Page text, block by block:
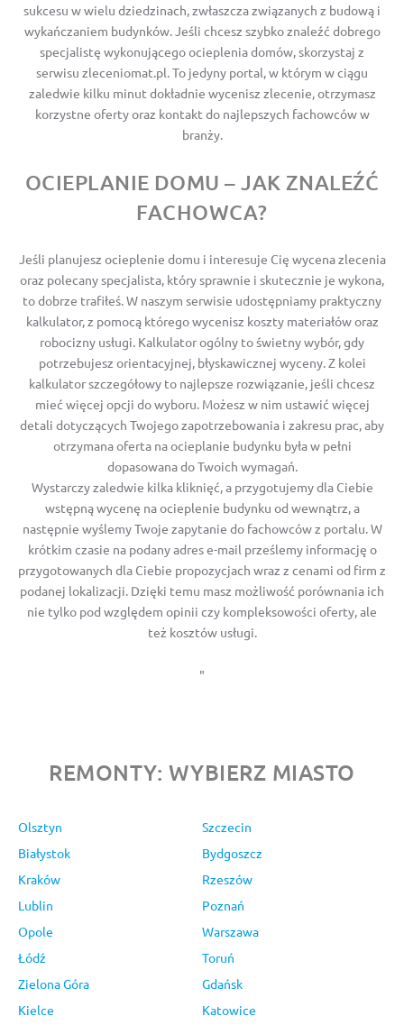
sukcesu w wielu dziedzinach, zwłaszcza związanych z budową i
wykańczaniem budynków. Jeśli chcesz szybko znaleźć dobrego
specjalistę wykonującego ocieplenia domów, skorzystaj z
serwisu zleceniomat.pl. To jedyny portal, w którym w ciągu
zaledwie kilku minut dokładnie wycenisz zlecenie, otrzymasz
korzystne oferty oraz kontakt do najlepszych fachowców w
branży.
OCIEPLANIE DOMU – JAK ZNALEŹĆ
FACHOWCA?
Jeśli planujesz ocieplenie domu i interesuje Cię wycena zlecenia
oraz polecany specjalista, który sprawnie i skutecznie je wykona,
to dobrze trafiłeś. W naszym serwisie udostępniamy praktyczny
kalkulator, z pomocą którego wycenisz koszty materiałów oraz
robocizny usługi. Kalkulator ogólny to świetny wybór, gdy
potrzebujesz orientacyjnej, błyskawicznej wyceny. Z kolei
kalkulator szczegółowy to najlepsze rozwiązanie, jeśli chcesz
mieć więcej opcji do wyboru. Możesz w nim ustawić więcej
detali dotyczących Twojego zapotrzebowania i zakresu prac, aby
otrzymana oferta na ocieplanie budynku była w pełni
dopasowana do Twoich wymagań.
Wystarczy zaledwie kilka kliknięć, a przygotujemy dla Ciebie
wstępną wycenę na ocieplenie budynku od wewnątrz, a
następnie wyślemy Twoje zapytanie do fachowców z portalu. W
krótkim czasie na podany adres e-mail prześlemy informację o
przygotowanych dla Ciebie propozycjach wraz z cenami od firm z
podanej lokalizacji. Dzięki temu masz możliwość porównania ich
nie tylko pod względem opinii czy kompleksowości oferty, ale
też kosztów usługi.
"
REMONTY: WYBIERZ MIASTO
Olsztyn
Szczecin
Białystok
Bydgoszcz
Kraków
Rzeszów
Lublin
Poznań
Opole
Warszawa
Łódź
Toruń
Zielona Góra
Gdańsk
Kielce
Katowice